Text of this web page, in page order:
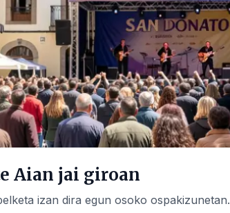
Aian jai giroan
izan dira egun osoko ospakizunetan.